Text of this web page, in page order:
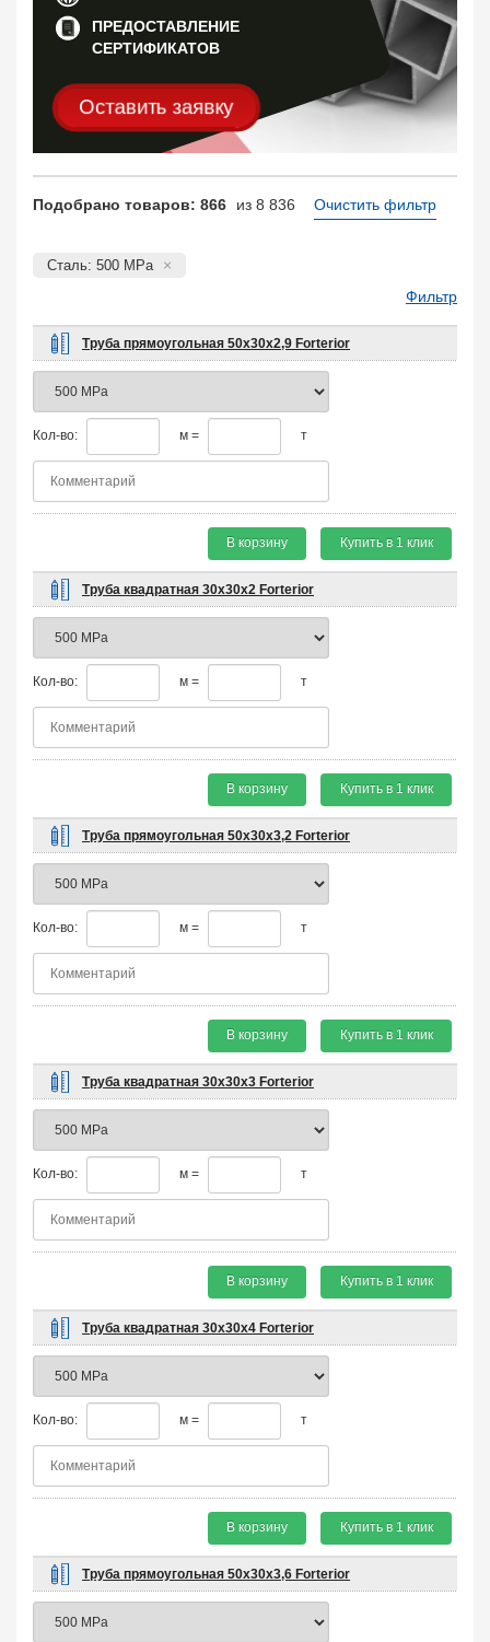
ПРЕДОСТАВЛЕНИЕ
СЕРТИФИКАТОВ
Оставить заявку
Подобрано товаров: 866 из 8 836 Очистить фильтр
Сталь: 500 MPa
Фильтр
Труба прямоугольная 50х30х2,9 Forterior
Кол-во: м = т
В корзину Купить в 1 клик
Труба квадратная 30х30х2 Forterior
Кол-во: м = т
В корзину Купить в 1 клик
Труба прямоугольная 50х30х3,2 Forterior
Кол-во: м = т
В корзину Купить в 1 клик
Труба квадратная 30х30х3 Forterior
Кол-во: м = т
В корзину Купить в 1 клик
Труба квадратная 30х30х4 Forterior
Кол-во: м = т
В корзину Купить в 1 клик
Труба прямоугольная 50х30х3,6 Forterior